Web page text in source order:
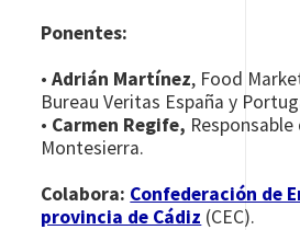
Ponentes:
• Adrián Martínez, Food
Bureau Veritas España y
• Carmen Regife,
Montesierra.
Colabora: Confederación de
provincia de Cádiz (CEC).